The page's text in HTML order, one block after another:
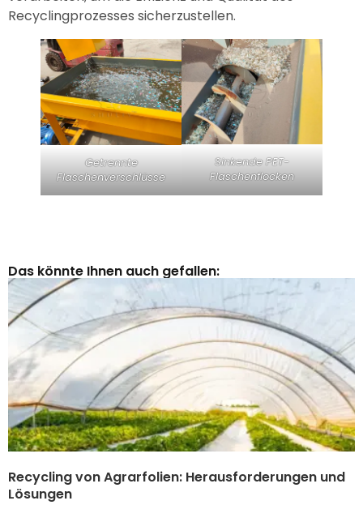
Recyclingprozesses sicherzustellen.
Getrennte
Flaschenverschlüsse
Sinkende PET-
Flaschenflocken
Das könnte Ihnen auch gefallen:
Recycling von Agrarfolien: Herausforderungen und
Lösungen